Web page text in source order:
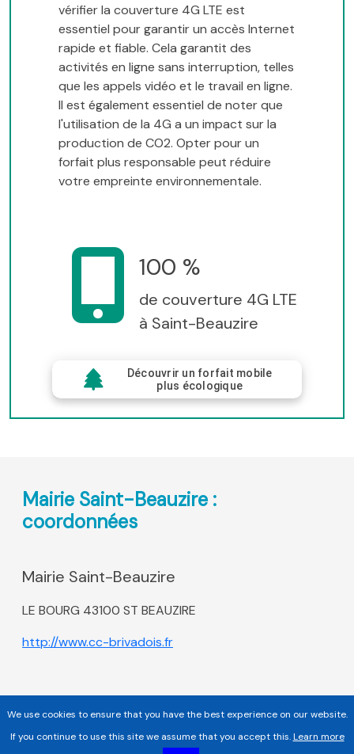
vérifier la couverture 4G LTE est
essentiel pour garantir un accès Internet
rapide et fiable. Cela garantit des
activités en ligne sans interruption, telles
que les appels vidéo et le travail en ligne.
Il est également essentiel de noter que
l'utilisation de la 4G a un impact sur la
production de CO2. Opter pour un
forfait plus responsable peut réduire
votre empreinte environnementale.
100 %
de couverture 4G LTE
à Saint-Beauzire
Découvrir un forfait mobile
plus écologique
Mairie Saint-Beauzire :
coordonnées
Mairie Saint-Beauzire
LE BOURG 43100 ST BEAUZIRE
http://www.cc-brivadois.fr
We use cookies to ensure that you have the best experience on our website.
If you continue to use this site we assume that you accept this.Learn more